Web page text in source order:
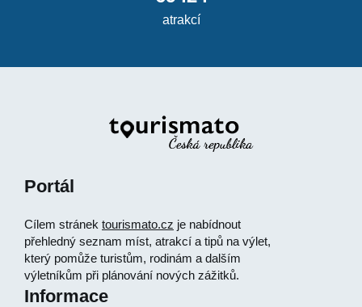
atrakcí
Portál
Cílem stránek tourismato.cz je nabídnout
přehledný seznam míst, atrakcí a tipů na výlet,
který pomůže turistům, rodinám a dalším
výletníkům při plánování nových zážitků.
Informace